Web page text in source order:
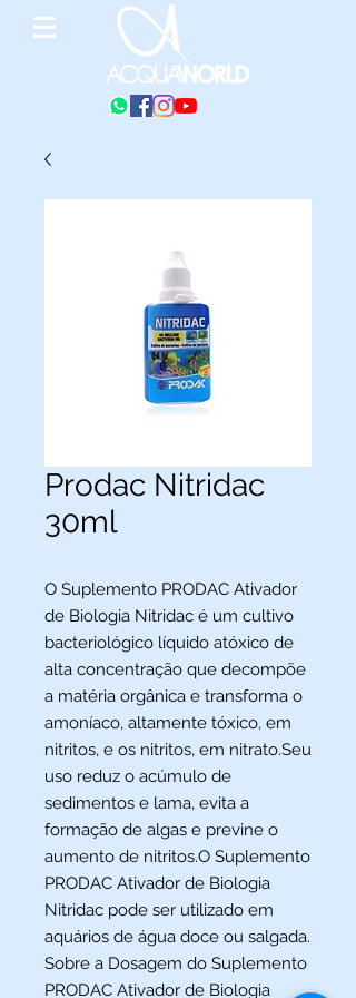
Prodac Nitridac
30ml
O Suplemento PRODAC Ativador
de Biologia Nitridac é um cultivo
bacteriológico líquido atóxico de
alta concentração que decompõe
a matéria orgânica e transforma o
amoníaco, altamente tóxico, em
nitritos, e os nitritos, em nitrato.Seu
uso reduz o acúmulo de
sedimentos e lama, evita a
formação de algas e previne o
aumento de nitritos.O Suplemento
PRODAC Ativador de Biologia
Nitridac pode ser utilizado em
aquários de água doce ou salgada.
Sobre a Dosagem do Suplemento
PRODAC Ativador de Biologia